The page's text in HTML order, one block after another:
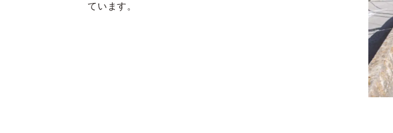
ています。